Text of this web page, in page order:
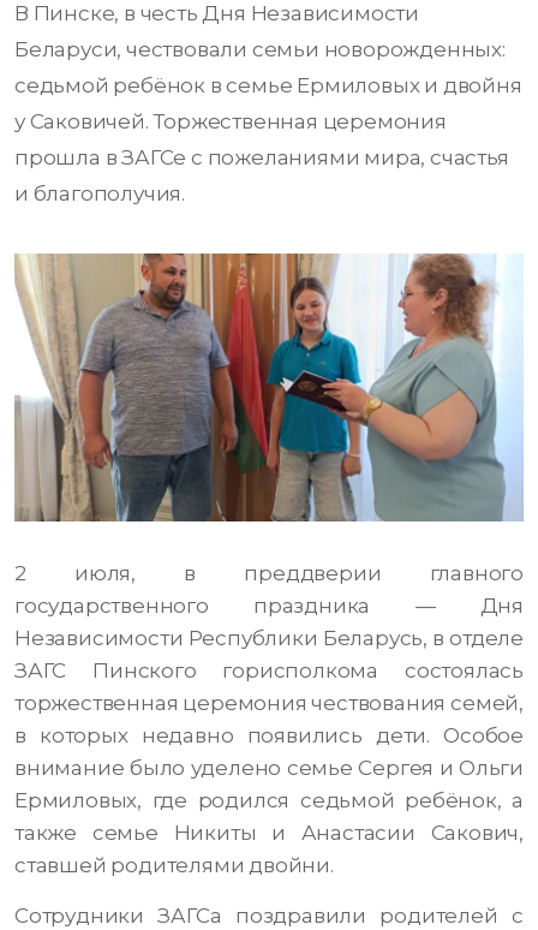
В Пинске, в честь Дня Независимости
Беларуси, чествовали семьи новорожденных:
седьмой ребёнок в семье Ермиловых и двойня
у Саковичей. Торжественная церемония
прошла в ЗАГСе с пожеланиями мира, счастья
и благополучия.
2 июля, в преддверии главного
государственного праздника — Дня
Независимости Республики Беларусь, в отделе
ЗАГС Пинского горисполкома состоялась
торжественная церемония чествования семей,
в которых недавно появились дети. Особое
внимание было уделено семье Сергея и Ольги
Ермиловых, где родился седьмой ребёнок, а
также семье Никиты и Анастасии Сакович,
ставшей родителями двойни.
Сотрудники ЗАГСа поздравили родителей с